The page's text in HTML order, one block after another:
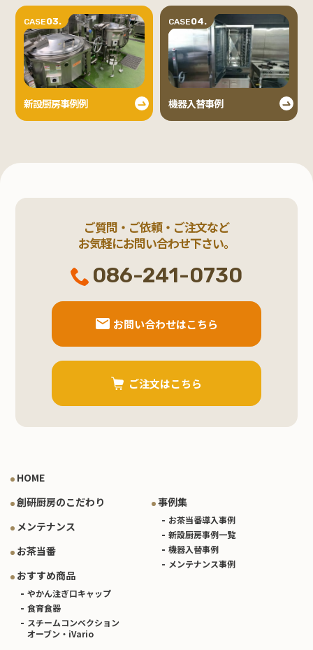
CASE03.
新設厨房事例例
CASE04.
機器入替事例
ご質問・ご依頼・ご注文など
お気軽にお問い合わせ下さい。
086-241-0730
お問い合わせはこちら
ご注文はこちら
HOME
創研厨房のこだわり
メンテナンス
お茶当番
おすすめ商品
やかん注ぎ口キャップ
食育食器
スチームコンベクション
オーブン・iVario
事例集
お茶当番導入事例
新設厨房事例一覧
機器入替事例
メンテナンス事例